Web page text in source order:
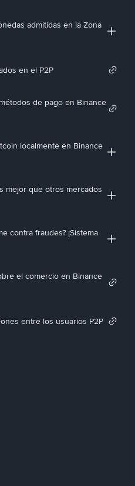
admitidas en la Zona
en el P2P
de pago en Binance
localmente en Binance
mejor que otros mercados
contra fraudes? ¡Sistema
el comercio en Binance
entre los usuarios P2P